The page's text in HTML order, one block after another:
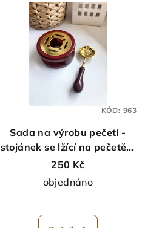
Sada na výrobu pečetí -
stojánek se lžící na pečetění
(hnědý)
250 Kč
objednáno
hodnocení
KÓD: 963